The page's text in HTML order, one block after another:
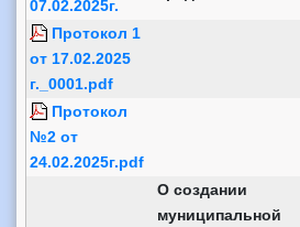
07.02.2025г.
Протокол 1
от 17.02.2025
г._0001.pdf
Протокол
№2 от
24.02.2025г.pdf
О создании
муниципальной